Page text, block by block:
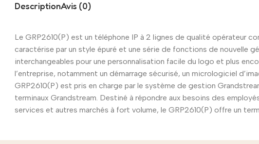
DescriptionAvis (0)
Le GRP2610(P) est un téléphone IP à 2 lignes de qualité opérateur
caractérise par un style épuré et une série de fonctions de nouvelle
interchangeables pour une personnalisation facile du logo et plus
l’entreprise, notamment un démarrage sécurisé, un micrologiciel
GRP2610(P) est pris en charge par le système de gestion
terminaux Grandstream. Destiné à répondre aux besoins des
services et autres marchés à fort volume, le GRP2610(P) offre un